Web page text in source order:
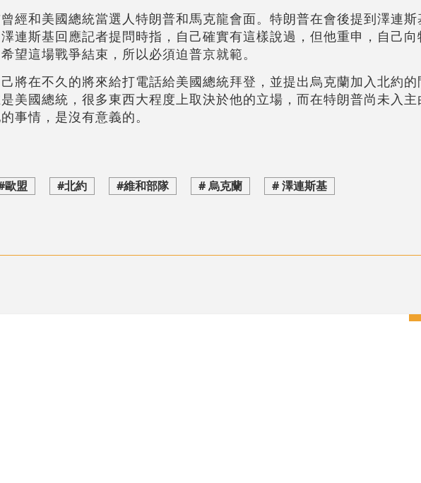
經和美國總統當選人特朗普和馬克龍會面。特朗普在會後提到澤連
連斯基回應記者提問時指，自己確實有這樣說過，但他重申，自己向
望這場戰爭結束，所以必須迫普京就範。
將在不久的將來給打電話給美國總統拜登，並提出烏克蘭加入北約的
美國總統，很多東西大程度上取決於他的立場，而在特朗普尚未入主
事情，是沒有意義的。
歐盟 #北約 #維和部隊 # 烏克蘭 # 澤連斯基